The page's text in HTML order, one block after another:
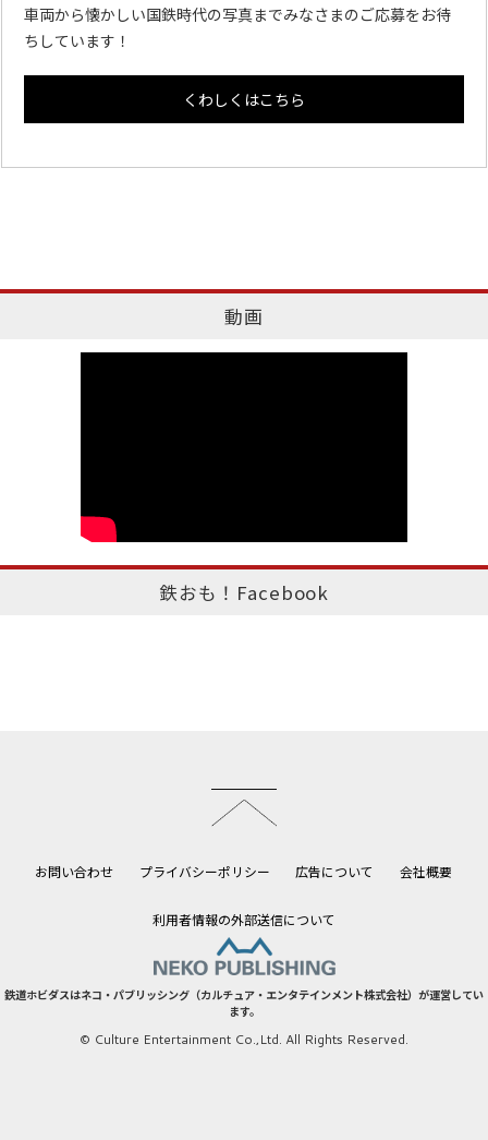
車両から懐かしい国鉄時代の写真までみなさまのご応募をお待
ちしています！
くわしくはこちら
動画
鉄おも！Facebook
お問い合わせ プライバシーポリシー 広告について 会社概要
利用者情報の外部送信について
鉄道ホビダスはネコ・パブリッシング（カルチュア・エンタテインメント株式会社）が運営してい
ます。
© Culture Entertainment Co.,Ltd. All Rights Reserved.